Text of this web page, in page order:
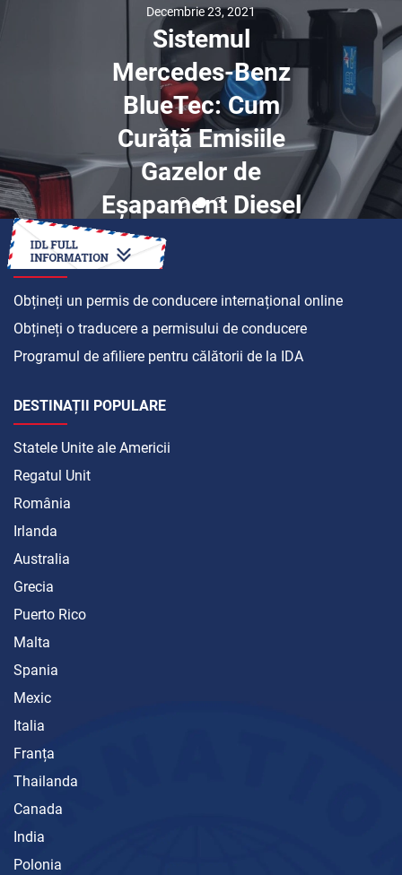
Decembrie 23, 2021
Sistemul
Mercedes-Benz
BlueTec: Cum
Curăță Emisiile
Gazelor de
Eșapament Diesel
CUM SĂ
Obțineți un permis de conducere internațional online
Obțineți o traducere a permisului de conducere
Programul de afiliere pentru călătorii de la IDA
DESTINAȚII POPULARE
Statele Unite ale Americii
Regatul Unit
România
Irlanda
Australia
Grecia
Puerto Rico
Malta
Spania
Mexic
Italia
Franța
Thailanda
Canada
India
Polonia